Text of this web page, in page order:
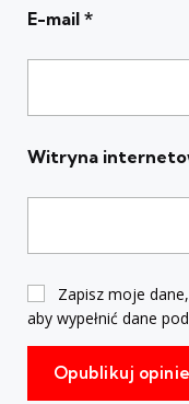
E-mail *
Witryna
Zapisz moje
aby wypełnić dane